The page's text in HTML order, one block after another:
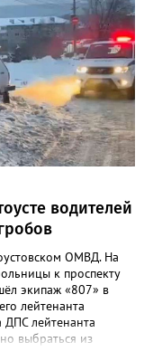
3 миллиона
в
дороги, из-
Апелляционная
с учетом позиции
Приговор
центре
водителей
ОМВД. На
к проспекту
экипаж «807» в
лейтенанта
ДПС лейтенанта
выбраться из